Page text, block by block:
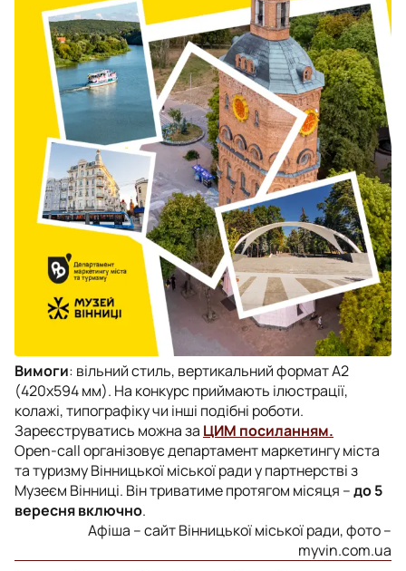
Вимоги: вільний стиль, вертикальний формат А2
(420х594 мм). На конкурс приймають ілюстрації,
колажі, типографіку чи інші подібні роботи.
Зареєструватись можна за ЦИМ посиланням.
Open-call організовує департамент маркетингу міста
та туризму Вінницької міської ради у партнерстві з
Музеєм Вінниці. Він триватиме протягом місяця –до 5
вересня включно.
Афіша – сайт Вінницької міської ради, фото –
myvin.com.ua